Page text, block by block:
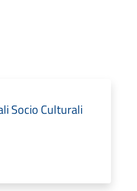
Socio Culturali